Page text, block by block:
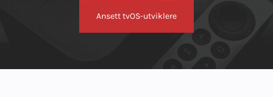
Ansett tvOS-utviklere